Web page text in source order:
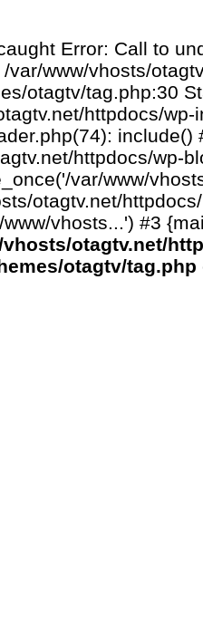
Error: Call to
var/www/vhosts/
otagtv/tag.php:30
httpdocs/
include()
httpdocs/wp-
var/www/
otagtv.net/
vhosts...') #3
vhosts/otagtv.net/
otagtv/tag.php